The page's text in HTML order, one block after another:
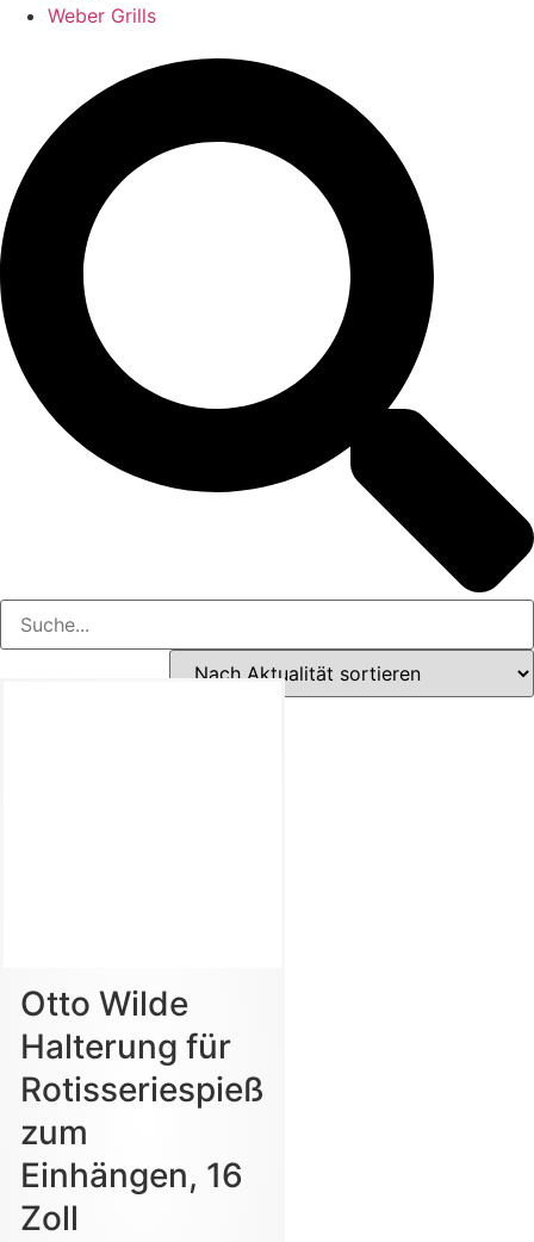
Weber Grills
Otto Wilde
Halterung für
Rotisseriespieß
zum
Einhängen, 16
Zoll